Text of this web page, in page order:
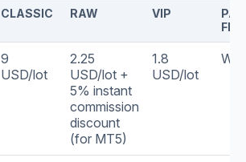
CLASSIC RAW VIP
9
USD/lot
2.25
USD/lot +
5% instant
commission
discount
(for MT5)
1.8
USD/lot